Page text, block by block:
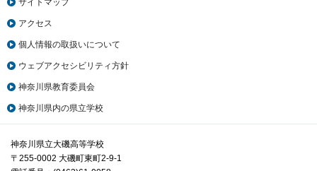
アクセス
個人情報の取扱いについて
ウェブアクセシビリティ方針
神奈川県教育委員会
神奈川県内の県立学校
神奈川県立大磯高等学校
〒255-0002 大磯町東町2-9-1